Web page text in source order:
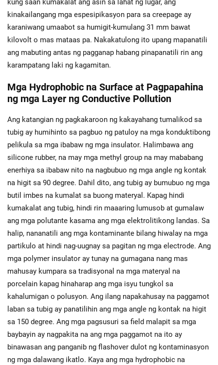
kung saan kumakalat ang asin sa lahat ng lugar, ang
kinakailangang mga espesipikasyon para sa creepage ay
karaniwang umaabot sa humigit-kumulang 31 mm bawat
kilovolt o mas mataas pa. Nakakatulong ito upang mapanatili
ang mabuting antas ng pagganap habang pinapanatili rin ang
karampatang laki ng kagamitan.
Mga Hydrophobic na Surface at Pagpapahina
ng mga Layer ng Conductive Pollution
Ang katangian ng pagkakaroon ng kakayahang tumalikod sa
tubig ay humihinto sa pagbuo ng patuloy na mga konduktibong
pelikula sa mga ibabaw ng mga insulator. Halimbawa ang
silicone rubber, na may mga methyl group na may mababang
enerhiya sa ibabaw nito na nagbubuo ng mga angle ng kontak
na higit sa 90 degree. Dahil dito, ang tubig ay bumubuo ng mga
butil imbes na kumalat sa buong materyal. Kapag hindi
kumakalat ang tubig, hindi rin maaaring lumusob at gumalaw
ang mga polutante kasama ang mga elektrolitikong landas. Sa
halip, nananatili ang mga kontaminante bilang hiwalay na mga
partikulo at hindi nag-uugnay sa pagitan ng mga electrode. Ang
mga polymer insulator ay tunay na gumagana nang mas
mahusay kumpara sa tradisyonal na mga materyal na
porcelain kapag hinaharap ang mga isyu tungkol sa
kahalumigan o polusyon. Ang ilang napakahusay na paggamot
laban sa tubig ay panatilihin ang mga angle ng kontak na higit
sa 150 degree. Ang mga pagsusuri sa field malapit sa mga
baybayin ay nagpakita na ang mga paggamot na ito ay
binawasan ang panganib ng flashover dulot ng kontaminasyon
ng mga dalawang ikatlo. Kaya ang mga hydrophobic na